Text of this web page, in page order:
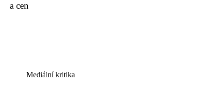
a cen
Mediální kritika